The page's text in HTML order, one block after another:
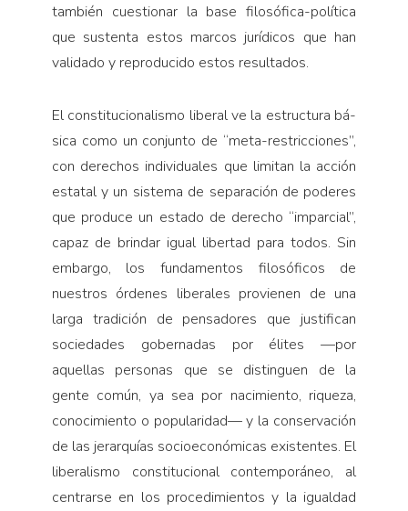
también cuestionar la base filosófica-política
que sustenta es­tos marcos jurídicos que han
validado y reproducido estos resultados.
El constitucionalismo liberal ve la estructura bá­
sica como un conjunto de “meta-restricciones”,
con derechos individuales que limitan la acción
estatal y un sistema de separación de poderes
que produce un estado de derecho “imparcial”,
capaz de brindar igual libertad para todos. Sin
embargo, los fundamentos fi­losóficos de
nuestros órdenes liberales provienen de una
larga tradición de pensadores que justifican
socie­dades gobernadas por élites —por
aquellas personas que se distinguen de la
gente común, ya sea por na­cimiento, riqueza,
conocimiento o popularidad— y la conservación
de las jerarquías socioeconómicas exis­tentes. El
liberalismo constitucional contemporáneo, al
centrarse en los procedimientos y la igualdad